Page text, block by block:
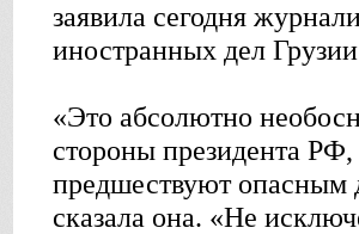
заявила сегодня
иностранных дел
«Это абсолютно
стороны президента
предшествуют опасным
сказала она. «Не